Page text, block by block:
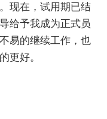
现在，试用期已结
给予我成为正式员
易的继续工作，也
更好。